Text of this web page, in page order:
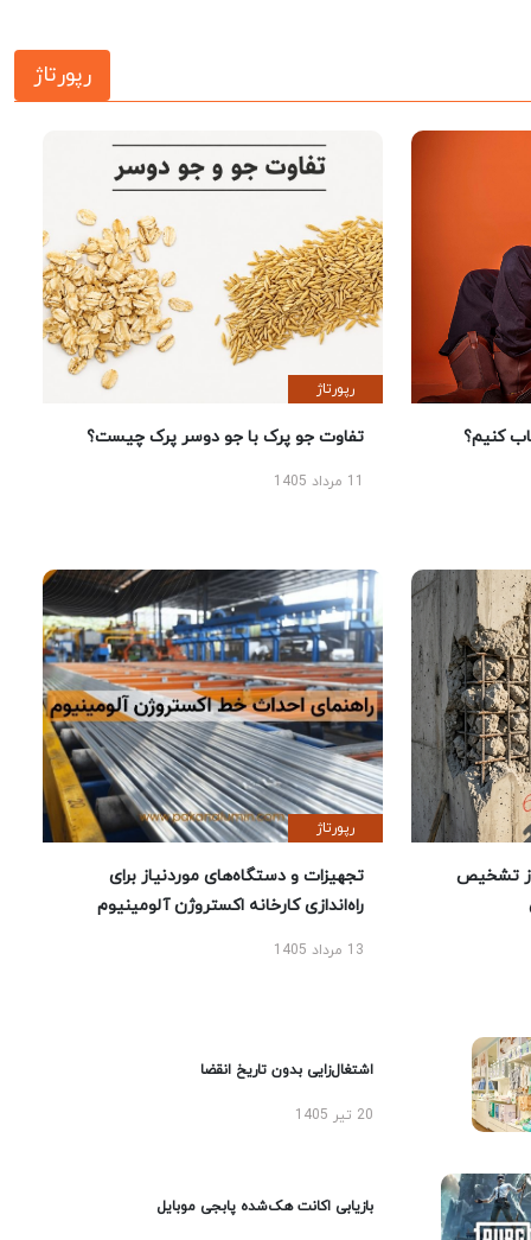
رپورتاژ
کنیم؟
رپورتاژ
تفاوت جو پرک با جو دوسر پرک چیست؟
تشخیص
رپورتاژ
تجهیزات و دستگاه‌های موردنیاز برای
راه‌اندازی کارخانه اکستروژن آلومینیوم
13 مرداد 1405
اشتغال‌زایی بدون تاریخ انقضا
20 تیر 1405
بازیابی اکانت هک‌شده پابجی موبایل